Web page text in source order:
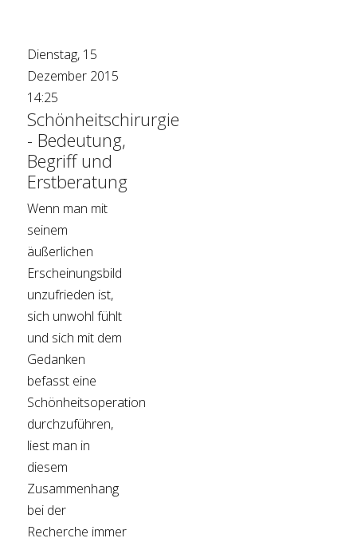
Dienstag, 15
Dezember 2015
14:25
Schönheitschirurgie
- Bedeutung,
Begriff und
Erstberatung
Wenn man mit
seinem
äußerlichen
Erscheinungsbild
unzufrieden ist,
sich unwohl fühlt
und sich mit dem
Gedanken
befasst eine
Schönheitsoperation
durchzuführen,
liest man in
diesem
Zusammenhang
bei der
Recherche immer